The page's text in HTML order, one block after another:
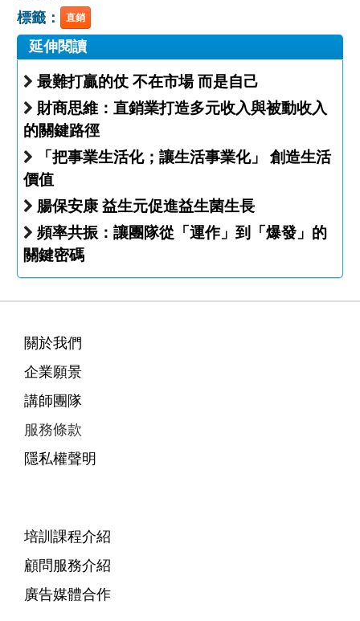
標籤： 直銷
延伸閱讀
最難打贏的仗 不在市場 而是自己
財商思維：直銷業打造多元收入與被動收入
的關鍵路徑
「把事業生活化；讓生活事業化」 創造生活
價值
腸保安康 益生元促進益生菌生長
頻率共振：讓團隊從「運作」到「爆發」的
關鍵密碼
關於我們
企業願景
講師團隊
服務條款
隱私權聲明
培訓課程介紹
顧問服務介紹
廣告媒體合作